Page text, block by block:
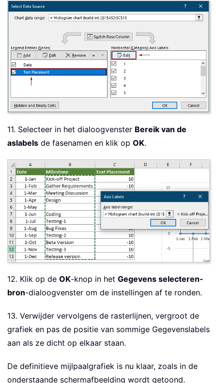
11. Selecteer in het dialoogvenster Bereik van de
aslabels de fasenamen en klik op OK.
12. Klik op de OK-knop in het Gegevens selecteren-
bron-dialoogvenster om de instellingen af te ronden.
13. Verwijder vervolgens de rasterlijnen, vergroot de
grafiek en pas de positie van sommige Gegevenslabels
aan als ze dicht op elkaar staan.
De definitieve mijlpaalgrafiek is nu klaar, zoals in de
onderstaande schermafbeelding wordt getoond.